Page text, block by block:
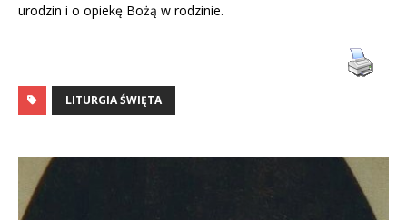
urodzin i o opiekę Bożą w rodzinie.
LITURGIA ŚWIĘTA